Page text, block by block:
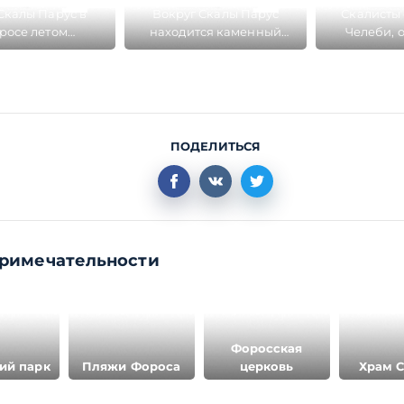
летом
живут в
находится каменный
завал Хаос
Челеби,
ПОДЕЛИТЬСЯ
парк Пляжи Фороса
Форосская
церковь
Храм